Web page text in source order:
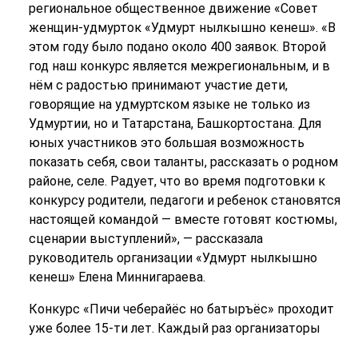
региональное общественное движение «Совет
женщин-удмурток «Удмурт нылкышно кенеш». «В
этом году было подано около 400 заявок. Второй
год наш конкурс является межрегиональным, и в
нём с радостью принимают участие дети,
говорящие на удмуртском языке не только из
Удмуртии, но и Татарстана, Башкортостана. Для
юных участников это большая возможность
показать себя, свои таланты, рассказать о родном
районе, селе. Радует, что во время подготовки к
конкурсу родители, педагоги и ребенок становятся
настоящей командой — вместе готовят костюмы,
сценарии выступлений», — рассказала
руководитель организации «Удмурт нылкышно
кенеш» Елена Миннигараева.
Конкурс «Пичи чеберайёс но батыръёс» проходит
уже более 15-ти лет. Каждый раз организаторы